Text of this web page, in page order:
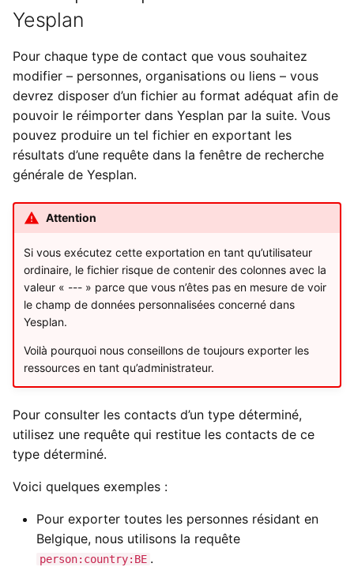
r
c
h
e
Yesplan 1.20, juill. 2016
Yesplan 1.19, mai 2016
Yesplan 1.18, sept. 2015
Yesplan 1.16, déc. 2014
Yesplan
Pour chaque type de contact que vous souhaitez
modifier – personnes, organisations ou liens – vous
devrez disposer d’un fichier au format adéquat afin de
pouvoir le réimporter dans Yesplan par la suite. Vous
pouvez produire un tel fichier en exportant les
résultats d’une requête dans la fenêtre de recherche
générale de Yesplan.
Attention
Si vous exécutez cette exportation en tant qu’utilisateur
ordinaire, le fichier risque de contenir des colonnes avec la
valeur « --- » parce que vous n’êtes pas en mesure de voir
le champ de données personnalisées concerné dans
Yesplan.
Voilà pourquoi nous conseillons de toujours exporter les
ressources en tant qu’administrateur.
Pour consulter les contacts d’un type déterminé,
utilisez une requête qui restitue les contacts de ce
type déterminé.
Voici quelques exemples :
Pour exporter toutes les personnes résidant en
Belgique, nous utilisons la requête
person:country:BE .